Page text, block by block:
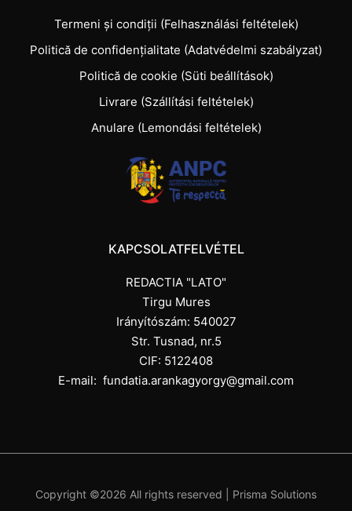
Termeni și condiții (Felhasználási feltételek)
Politică de confidențialitate (Adatvédelmi szabályzat)
Politică de cookie (Süti beállítások)
Livrare (Szállítási feltételek)
Anulare (Lemondási feltételek)
KAPCSOLATFELVÉTEL
REDACTIA "LATO"
Tirgu Mures
Irányítószám: 540027
Str. Tusnad, nr.5
CIF: 5122408
E-mail: fundatia.arankagyorgy@gmail.com
Copyright ©2026 All rights reserved | Prisma Solutions